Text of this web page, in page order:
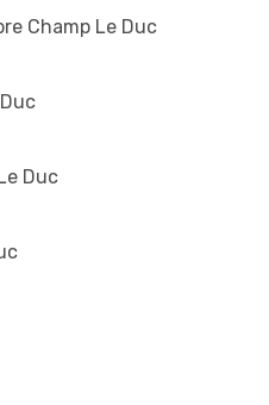
Champ Le Duc
Duc